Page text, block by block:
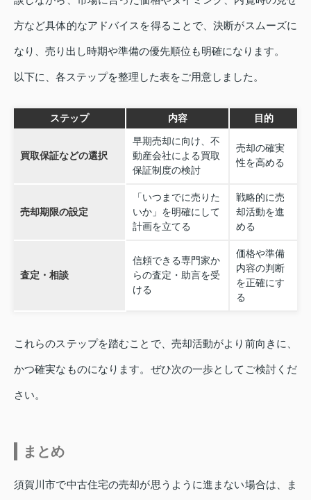
方など具体的なアドバイスを得ることで、決断がスムーズに
なり、売り出し時期や準備の優先順位も明確になります。
以下に、各ステップを整理した表をご用意しました。
ステップ 内容 目的
買取保証などの選択
早期売却に向け、不
動産会社による買取
保証制度の検討
売却の確実
性を高める
売却期限の設定
「いつまでに売りた
いか」を明確にして
計画を立てる
戦略的に売
却活動を進
める
査定・相談
信頼できる専門家か
らの査定・助言を受
ける
価格や準備
内容の判断
を正確にす
る
これらのステップを踏むことで、売却活動がより前向きに、
かつ確実なものになります。ぜひ次の一歩としてご検討くだ
さい。
まとめ
須賀川市で中古住宅の売却が思うように進まない場合は、ま